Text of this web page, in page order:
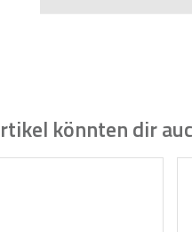
könnten dir